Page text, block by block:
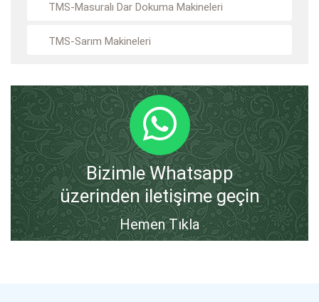
TMS-Masuralı Dar Dokuma Makineleri
TMS-Sarım Makineleri
Bizimle Whatsapp
üzerinden iletişime geçin
Hemen Tıkla